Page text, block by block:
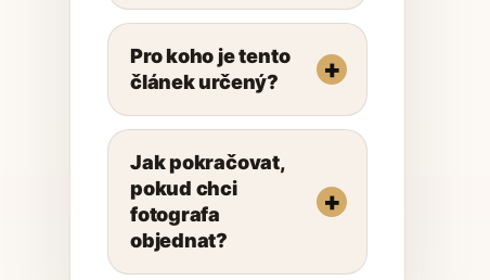
Pro koho je tento
článek určený?
Jak pokračovat,
pokud chci
fotografa
objednat?